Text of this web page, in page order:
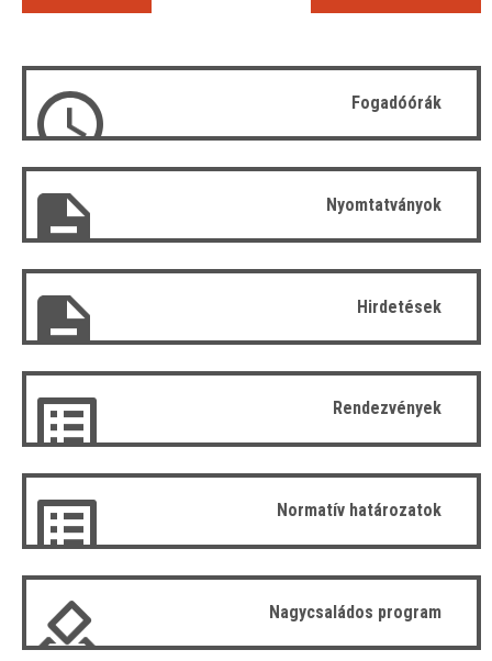
Fogadóórák
Nyomtatványok
Hirdetések
Rendezvények
Normatív határozatok
Nagycsaládos program